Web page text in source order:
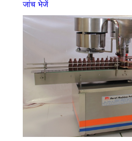
जांच भेजें